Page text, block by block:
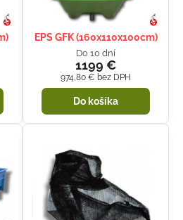
EPS GFK (160x110x100cm)
Do 10 dní
1199 €
974,80 € bez DPH
Do košíka